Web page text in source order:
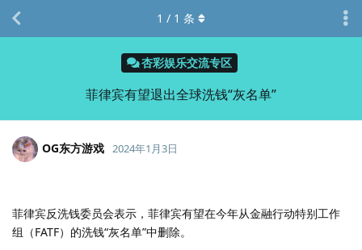
杏彩娱乐交流专区
菲律宾有望退出全球洗钱“灰名单”
1 / 1 条
OG东方游戏 2024年1月3日
菲律宾反洗钱委员会表示，菲律宾有望在今年从金融行动特别工作
组（FATF）的洗钱“灰名单”中删除。